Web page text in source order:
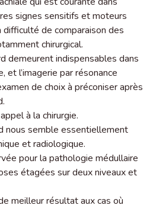
signes sensitifs et moteurs
difficulté de comparaison des
chirurgical.
demeurent indispensables dans
et l’imagerie par résonance
de choix à préconiser après
à la chirurgie.
nous semble essentiellement
et radiologique.
pour la pathologie médullaire
étagées sur deux niveaux et
meilleur résultat aux cas où